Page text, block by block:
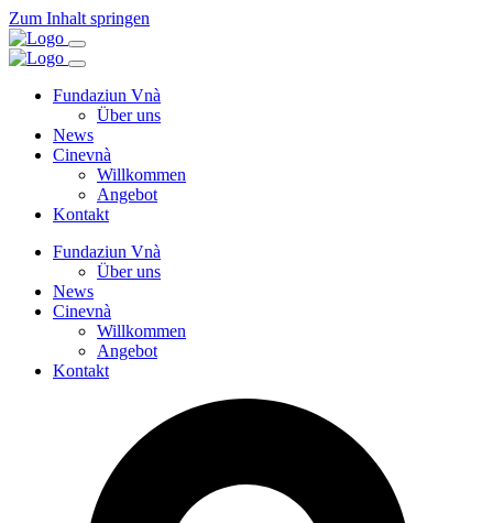
Zum Inhalt springen
Fundaziun Vnà
Über uns
News
Cinevnà
Willkommen
Angebot
Kontakt
Fundaziun Vnà
Über uns
News
Cinevnà
Willkommen
Angebot
Kontakt